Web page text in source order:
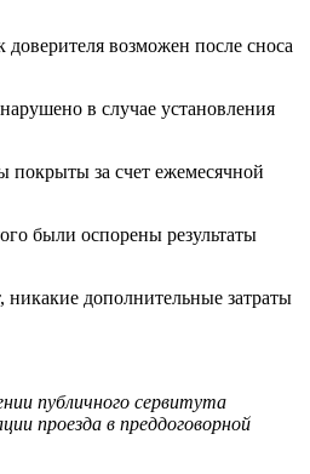
доверителя возможен после сноса
в случае установления
покрыты за счет ежемесячной
были оспорены результаты
никакие дополнительные затраты
публичного сервитута
проезда в преддоговорной